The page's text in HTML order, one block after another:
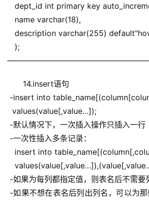
dept_id int primary key
name varchar(18),
description varchar(255)
);
14.insert语句
-insert into
values(value[,value…]);
-默认情况下，一次插入操作只插入一行
-一次性插入多条记录：
insert into
-如果为每列都指定值，则表名后不需要
-如果不想在表名后列出列名，可以为